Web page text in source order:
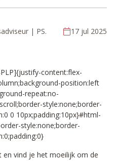
| PS.
17 jul 2025
content:flex-
position:left
repeat:no-
style:none;border-
0 10px;padding:10px}#html-
style:none;border-
en vind je het moeilijk om de